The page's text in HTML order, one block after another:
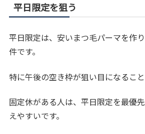
平日限定を狙う
平日限定は、安いまつ毛パーマを作
件です。
特に午後の空き枠が狙い目になること
固定休がある人は、平日限定を最優
えやすいです。